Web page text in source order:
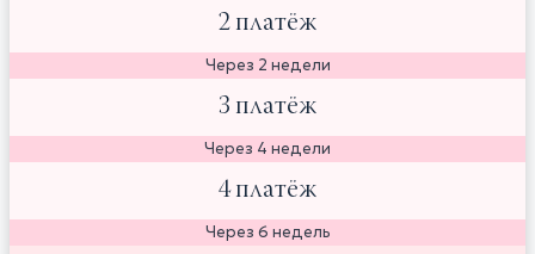
2 платёж
Через 2 недели
3 платёж
Через 4 недели
4 платёж
Через 6 недель